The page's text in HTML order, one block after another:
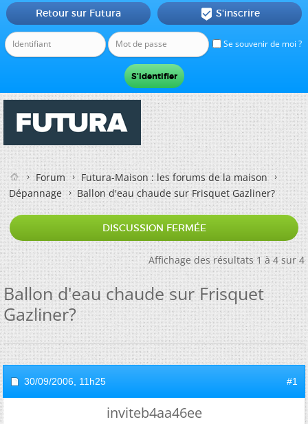
Se souvenir de moi ?
Retour sur Futura  S'inscrire
Forum
Futura-Maison : les forums de la maison
Dépannage
Ballon d'eau chaude sur Frisquet Gazliner?
DISCUSSION FERMÉE
Affichage des résultats 1 à 4 sur 4
Ballon d'eau chaude sur Frisquet
Gazliner?
30/09/2006, 11h25 #1
inviteb4aa46ee